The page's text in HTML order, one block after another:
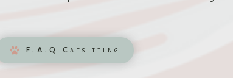
F.A.Q Catsitting